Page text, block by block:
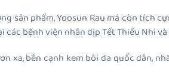
sản phẩm, Yoosun Rau má còn tích
bệnh viện nhân dịp Tết Thiếu Nhi
xa, bên cạnh kem bôi da quốc dân,